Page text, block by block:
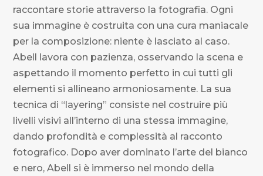
raccontare storie attraverso la fotografia. Ogni
sua immagine è costruita con una cura maniacale
per la composizione: niente è lasciato al caso.
Abell lavora con pazienza, osservando la scena e
aspettando il momento perfetto in cui tutti gli
elementi si allineano armoniosamente. La sua
tecnica di “layering” consiste nel costruire più
livelli visivi all’interno di una stessa immagine,
dando profondità e complessità al racconto
fotografico. Dopo aver dominato l’arte del bianco
e nero, Abell si è immerso nel mondo della